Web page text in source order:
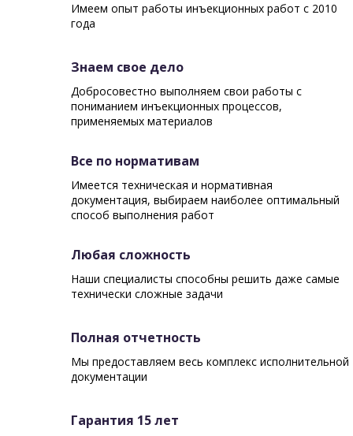
Имеем опыт работы инъекционных работ с 2010
года
Знаем свое дело
Добросовестно выполняем свои работы с
пониманием инъекционных процессов,
применяемых материалов
Все по нормативам
Имеется техническая и нормативная
документация, выбираем наиболее оптимальный
способ выполнения работ
Любая сложность
Наши специалисты способны решить даже самые
технически сложные задачи
Полная отчетность
Мы предоставляем весь комплекс исполнительной
документации
Гарантия 15 лет